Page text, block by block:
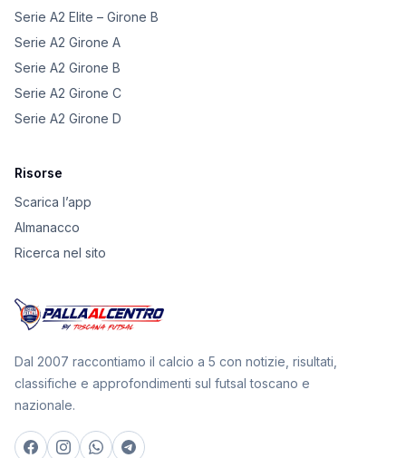
Serie A2 Elite – Girone B
Serie A2 Girone A
Serie A2 Girone B
Serie A2 Girone C
Serie A2 Girone D
Risorse
Scarica l’app
Almanacco
Ricerca nel sito
Dal 2007 raccontiamo il calcio a 5 con notizie, risultati,
classifiche e approfondimenti sul futsal toscano e
nazionale.